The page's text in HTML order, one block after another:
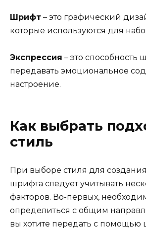
Шрифт – это графический
которые используются для
Экспрессия – это способность
передавать эмоциональное
настроение.
Как выбрать
стиль
При выборе стиля для
шрифта следует учитывать
факторов. Во-первых,
определиться с общим
вы хотите передать с помощью